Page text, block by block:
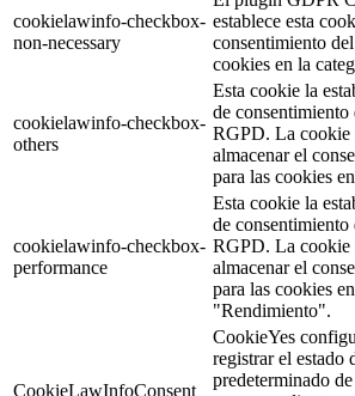
cookielawinfo-checkbox-
non-necessary
establece esta
consentimiento
cookies en la
cookielawinfo-checkbox-
others
Esta cookie la
de consentimiento
RGPD. La cookie
almacenar el
para las cookies
cookielawinfo-checkbox-
performance
Esta cookie la
de consentimiento
RGPD. La cookie
almacenar el
para las cookies
"Rendimiento".
CookieLawInfoConsent
CookieYes
registrar el estado
predeterminado